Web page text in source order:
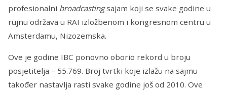
profesionalni broadcastingsajam koji se svake godine u
rujnu održava u RAI izložbenom i kongresnom centru u
Amsterdamu, Nizozemska.
Ove je godine IBC ponovno oborio rekord u broju
posjetitelja – 55.769. Broj tvrtki koje izlažu na sajmu
također nastavlja rasti svake godine još od 2010. Ove